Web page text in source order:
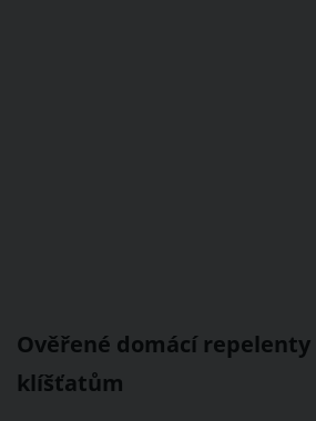
Ověřené domácí
klíšťatům